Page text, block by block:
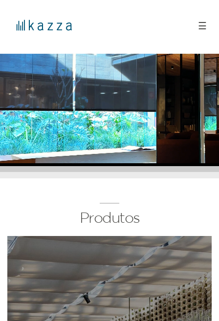
☰
Produtos